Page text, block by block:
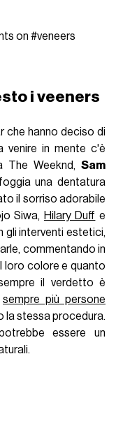
on #veneers
i veeners
che hanno deciso di
venire in mente c'è
The Weeknd, Sam
una dentatura
il sorriso adorabile
Siwa, Hilary Duff e
gli interventi estetici,
commentando in
loro colore e quanto
il verdetto è
sempre più persone
la stessa procedura.
essere un